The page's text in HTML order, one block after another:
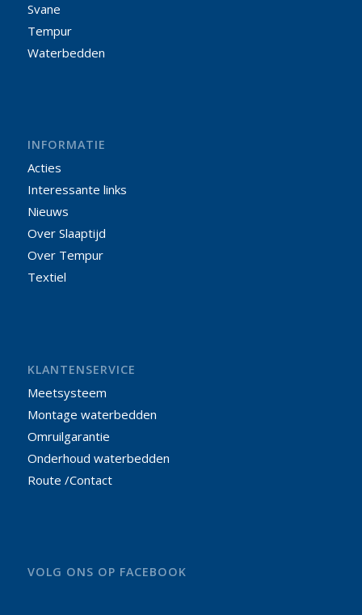
Svane
Tempur
Waterbedden
INFORMATIE
Acties
Interessante links
Nieuws
Over Slaaptijd
Over Tempur
Textiel
KLANTENSERVICE
Meetsysteem
Montage waterbedden
Omruilgarantie
Onderhoud waterbedden
Route /Contact
VOLG ONS OP FACEBOOK